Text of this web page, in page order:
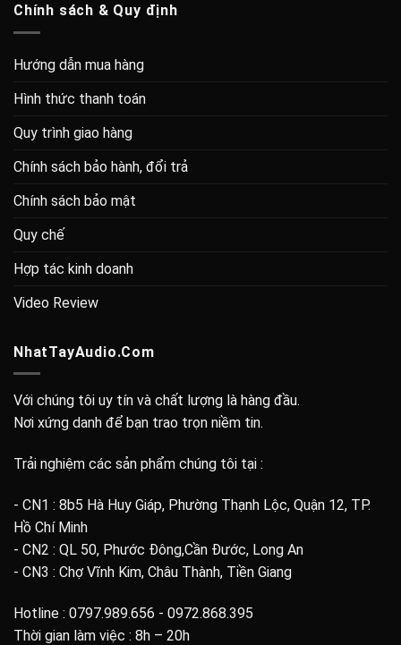
Chính sách & Quy định
Hướng dẫn mua hàng
Hình thức thanh toán
Quy trình giao hàng
Chính sách bảo hành, đổi trả
Chính sách bảo mật
Quy chế
Hợp tác kinh doanh
Video Review
NhatTayAudio.Com
Với chúng tôi uy tín và chất lượng là hàng đầu.
Nơi xứng danh để bạn trao trọn niềm tin.
Trải nghiệm các sản phẩm chúng tôi tại :
- CN1 : 8b5 Hà Huy Giáp, Phường Thạnh Lộc, Quận 12, TP.
Hồ Chí Minh
- CN2 : QL 50, Phước Đông,Cần Đước, Long An
- CN3 : Chợ Vĩnh Kim, Châu Thành, Tiền Giang
Hotline : 0797.989.656 - 0972.868.395
Thời gian làm việc : 8h – 20h